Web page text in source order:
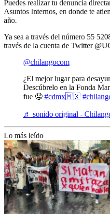
Puedes realizar tu denuncia
Asuntos Internos, en donde te
año.
Ya sea a través del número 55
través de la cuenta de Twitter
@chilangocom
¿El mejor lugar para
Descúbrelo en la Fonda
fue 🤤 #cdmx🇲🇽
♬ sonido original -
Lo más leído